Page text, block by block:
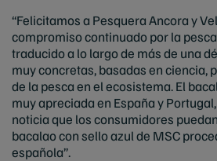
“Felicitamos a Pesquera Ancora y
compromiso continuado por la
traducido a lo largo de más de una
muy concretas, basadas en ciencia,
de la pesca en el ecosistema. El
muy apreciada en España y
noticia que los consumidores
bacalao con sello azul de MSC
española”.